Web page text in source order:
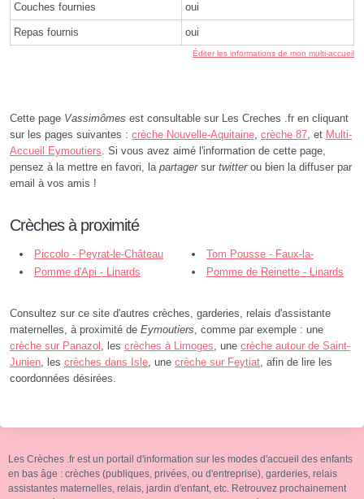
Couches fournies oui
Repas fournis oui
Éditer les informations de mon multi-accueil
Cette page Vassimômes est consultable sur Les Creches .fr en cliquant
sur les pages suivantes : crèche Nouvelle-Aquitaine, crèche 87, et Multi-
Accueil Eymoutiers. Si vous avez aimé l'information de cette page,
pensez à la mettre en favori, la partagersur twitterou bien la diffuser par
email à vos amis !
Crèches à proximité
Piccolo - Peyrat-le-Château
Tom Pousse - Faux-la-
Montagne
Pomme d'Api - Linards Pomme de Reinette - Linards
Consultez sur ce site d'autres crèches, garderies, relais d'assistante
maternelles, à proximité de Eymoutiers, comme par exemple : une
crèche sur Panazol , les crèches à Limoges, une crèche autour de Saint-
Junien, les crèches dans Isle, une crèche sur Feytiat, afin de lire les
coordonnées désirées.
Les Crèches .fr est un portail d'information sur les modes d'accueil des enfants
en bas âge : crèches (publiques, privées, ou d'entreprise), garderies, relais
assistantes maternelles, relais, jardin d'enfant, etc. Retrouvez prochainement